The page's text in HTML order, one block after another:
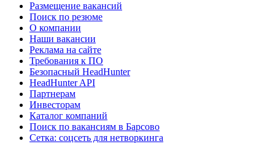
Размещение вакансий
Поиск по резюме
О компании
Наши вакансии
Реклама на сайте
Требования к ПО
Безопасный HeadHunter
HeadHunter API
Партнерам
Инвесторам
Каталог компаний
Поиск по вакансиям в Барсово
Сетка: соцсеть для нетворкинга